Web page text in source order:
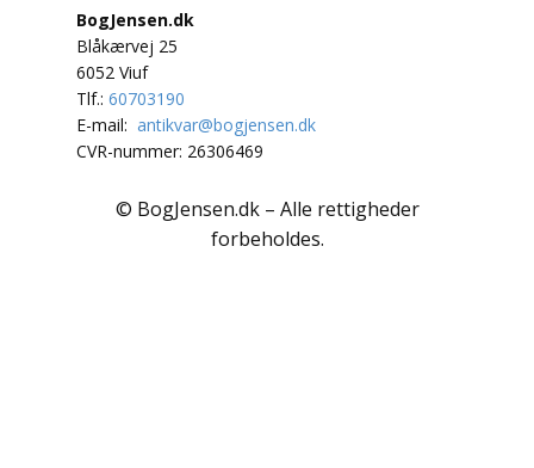
Polarlandene
Psykologi
Rejser / Geografi
Sex / Samliv
BogJensen.dk
Blåkærvej 25
6052 Viuf
Tlf.: 60703190
E-mail: antikvar@bogjensen.dk
CVR-nummer: 26306469
© BogJensen.dk – Alle rettigheder
forbeholdes.